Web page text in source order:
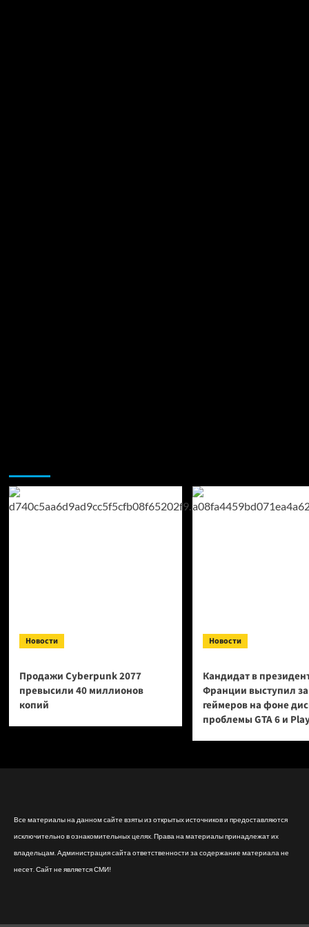
Новости
Продажи Cyberpunk 2077
превысили 40 миллионов
копий
Новости
Кандидат в
Франции выступил
геймеров на фоне
проблемы GTA 6 и
Все материалы на данном сайте взяты из открытых источников и предоставляются
исключительно в ознакомительных целях. Права на материалы принадлежат их
владельцам. Администрация сайта ответственности за содержание материала не
несет. Сайт не является СМИ!